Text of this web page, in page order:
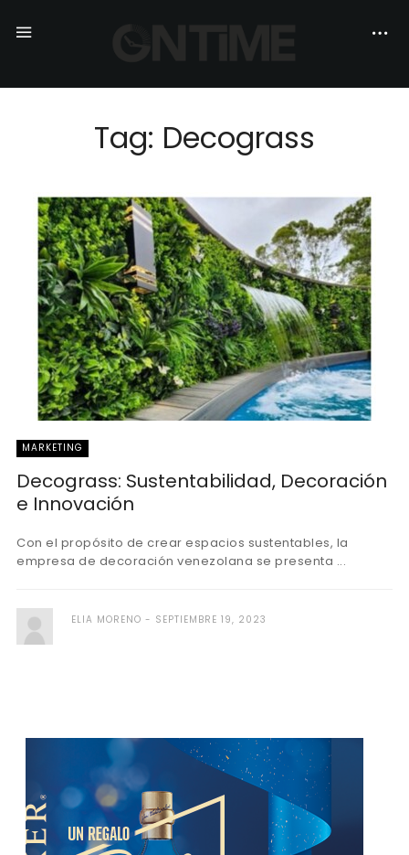
Tag: Decograss
MARKETING
Decograss: Sustentabilidad, Decoración
e Innovación
Con el propósito de crear espacios sustentables, la
empresa de decoración venezolana se presenta ...
ELIA MORENO SEPTIEMBRE 19, 2023